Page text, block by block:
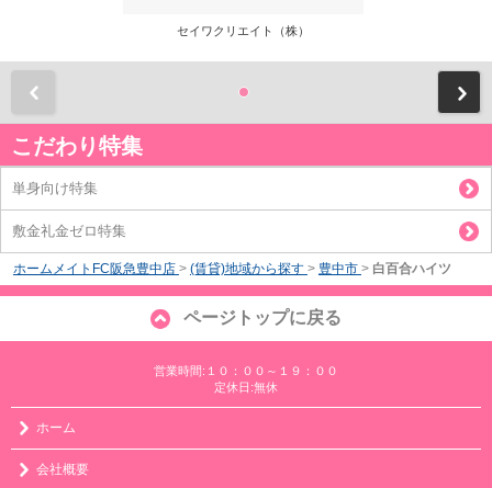
セイワクリエイト（株）
こだわり特集
単身向け特集
敷金礼金ゼロ特集
ホームメイトFC阪急豊中店 > (賃貸)地域から探す > 豊中市 > 白百合ハイツ
ページトップに戻る
営業時間:１０：００～１９：００
定休日:無休
ホーム
会社概要